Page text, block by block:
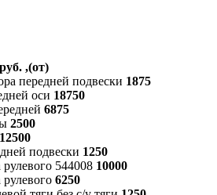
,(от)
передней подвески 1875
оси 18750
6875
2500
12500
подвески 1250
544008 10000
6250